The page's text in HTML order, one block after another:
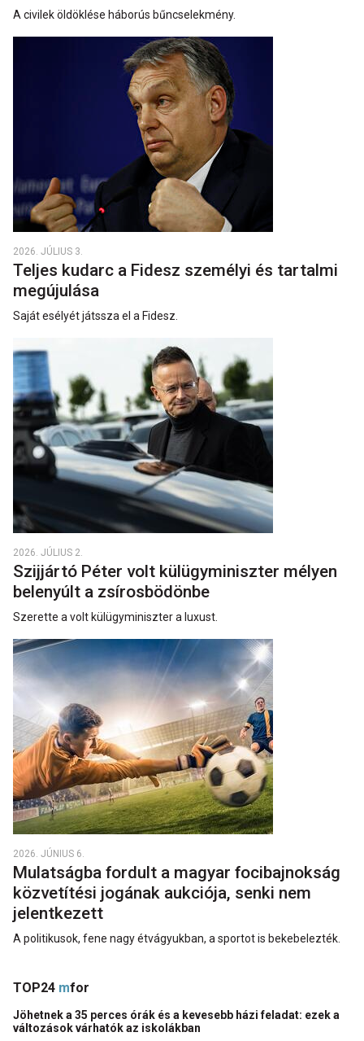
A civilek öldöklése háborús bűncselekmény.
2026. JÚLIUS 3.
Teljes kudarc a Fidesz személyi és tartalmi
megújulása
Saját esélyét játssza el a Fidesz.
2026. JÚLIUS 2.
Szijjártó Péter volt külügyminiszter mélyen
belenyúlt a zsírosbödönbe
Szerette a volt külügyminiszter a luxust.
2026. JÚNIUS 6.
Mulatságba fordult a magyar focibajnokság
közvetítési jogának aukciója, senki nem
jelentkezett
A politikusok, fene nagy étvágyukban, a sportot is bekebelezték.
TOP24 mfor
Jöhetnek a 35 perces órák és a kevesebb házi feladat: ezek a
változások várhatók az iskolákban